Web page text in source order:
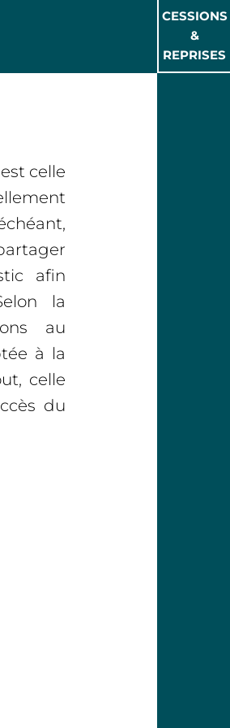
CESSIONS
&
REPRISES
celle
afin
la
au
à la
celle
du